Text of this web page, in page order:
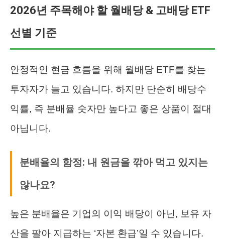
2026년 주목해야 할 월배당 & 고배당 ETF
선별 기준
안정적인 현금 흐름을 위해 월배당 ETF를 찾는
투자자가 늘고 있습니다. 하지만 단순히 배당수
익률, 즉 분배율 숫자만 높다고 좋은 상품이 절대
아닙니다.
분배율의 함정: 내 원금을 깎아 먹고 있지는
않나요?
높은 분배율은 기업의 이익 배당이 아닌, 보유 자
산을 팔아 지급하는 ‘자본 환급’일 수 있습니다.